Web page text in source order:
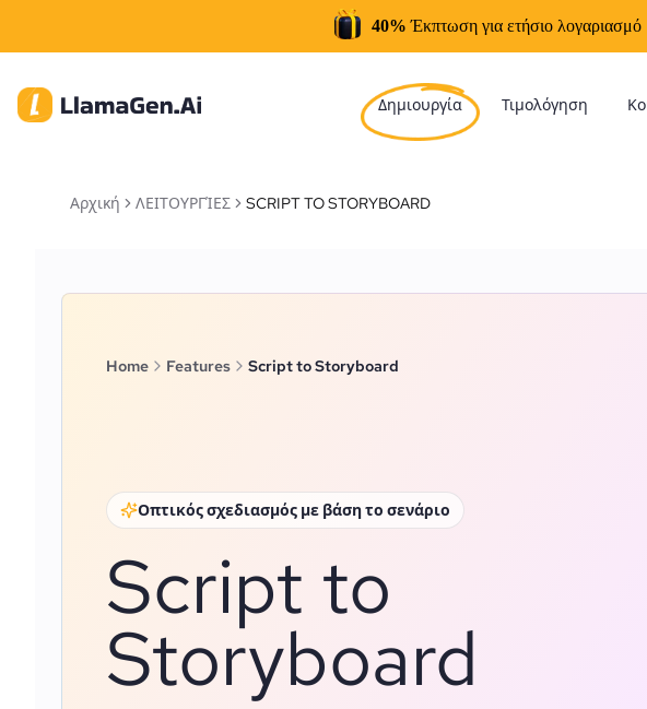
40% Έκπτωση για ετήσιο λογαριασμό
Δημιουργία Τιμολόγηση
Αρχική ΛΕΙΤΟΥΡΓΊΕΣ SCRIPT TO STORYBOARD
Home Features Script to Storyboard
Οπτικός σχεδιασμός με βάση το σενάριο
Script to
Storyboard